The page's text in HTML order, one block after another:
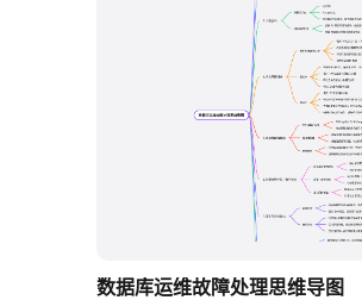
boardmix
数据库运维故障处理思维导图